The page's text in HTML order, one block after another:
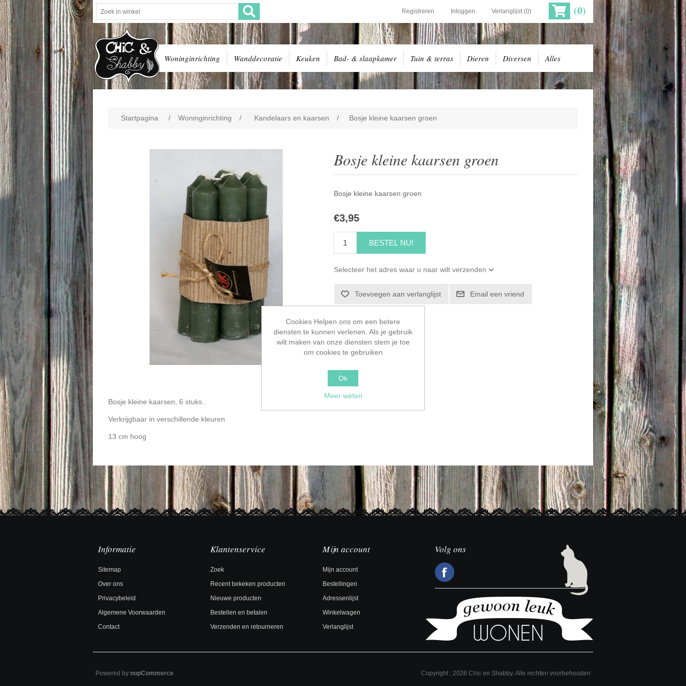
Registreren Inloggen Verlanglijst (0) (0)
Woninginrichting Wanddecoratie Keuken Bad- & slaapkamer Tuin & terras Dieren Diversen Alles
Startpagina / Woninginrichting / Kandelaars en kaarsen / Bosje kleine kaarsen groen
Bosje kleine kaarsen groen
Bosje kleine kaarsen groen
€3,95
BESTEL NU!
Selecteer het adres waar u naar wilt verzenden
Toevoegen aan verlanglijst Email een vriend
Bosje kleine kaarsen, 6 stuks.
Verkrijgbaar in verschillende kleuren
13 cm hoog
Informatie
Sitemap
Over ons
Privacybeleid
Algemene Voorwaarden
Contact
Klantenservice
Zoek
Recent bekeken producten
Nieuwe producten
Bestellen en betalen
Verzenden en retourneren
Mijn account
Mijn account
Bestellingen
Adressenlijst
Winkelwagen
Verlanglijst
Volg ons
Copyright ; 2026 Chic en Shabby. Alle rechten voorbehouden
Powered by nopCommerce
Cookies Helpen ons om een betere
diensten te kunnen verlenen. Als je gebruik
wilt maken van onze diensten stem je toe
om cookies te gebruiken
Ok
Meer weten